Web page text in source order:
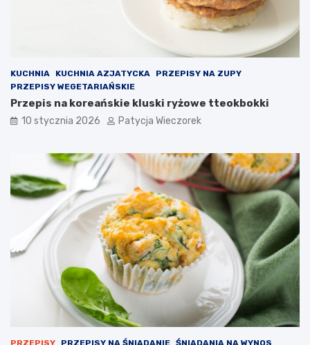
KUCHNIA KUCHNIA AZJATYCKA
PRZEPISY NA ZUPY
PRZEPISY WEGETARIAŃSKIE
Przepis na koreańskie kluski ryżowe tteokbokki
10 stycznia 2026 Patycja Wieczorek
PRZEPISY PRZEPISY NA ŚNIADANIE ŚNIADANIA NA WYNOS